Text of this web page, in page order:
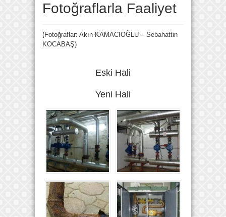
Fotoğraflarla Faaliyet
(Fotoğraflar: Akın KAMACIOĞLU – Sebahattin
KOCABAŞ)
Eski Hali
Yeni Hali